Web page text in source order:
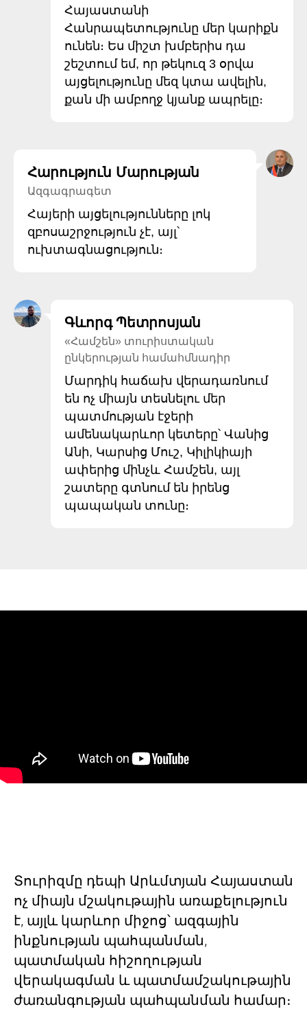
Հայաստանի
Հանրապետությունը մեր կարիքն
ունեն։ Ես միշտ խմբերիս դա
շեշտում եմ, որ թեկուզ 3 օրվա
այցելությունը մեզ կտա ավելին,
քան մի ամբողջ կյանք ապրելը։
Հարություն Մարության
Ազգագրագետ
Հայերի այցելությունները լոկ
զբոսաշրջություն չէ, այլ՝
ուխտագնացություն։
Գևորգ Պետրոսյան
«Համշեն» տուրիստական
ընկերության համահմնադիր
Մարդիկ հաճախ վերադառնում
են ոչ միայն տեսնելու մեր
պատմության էջերի
ամենակարևոր կետերը՝ Վանից
Անի, Կարսից Մուշ, Կիլիկիայի
ափերից մինչև Համշեն, այլ
շատերը գտնում են իրենց
պապական տունը։
Տուրիզմը դեպի Արևմտյան Հայաստան
ոչ միայն մշակութային առաքելություն
է, այլև կարևոր միջոց՝ ազգային
ինքնության պահպանման,
պատմական հիշողության
վերակագման և պատմամշակութային
ժառանգության պահպանման համար։